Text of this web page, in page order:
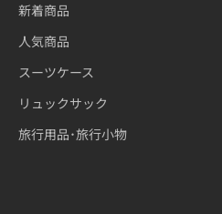
新着商品
人気商品
スーツケース
リュックサック
旅行用品･旅行小物